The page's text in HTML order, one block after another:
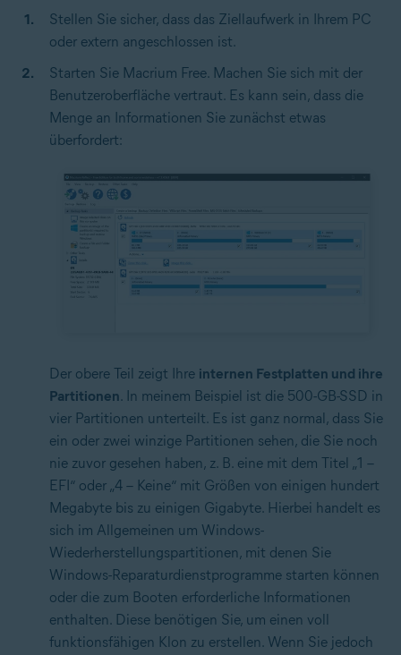
Stellen Sie sicher, dass das Ziellaufwerk in Ihrem PC
oder extern angeschlossen ist.
Starten Sie Macrium Free. Machen Sie sich mit der
Benutzeroberfläche vertraut. Es kann sein, dass die
Menge an Informationen Sie zunächst etwas
überfordert:
Der obere Teil zeigt Ihre internen Festplatten und ihre
Partitionen. In meinem Beispiel ist die 500-GB-SSD in
vier Partitionen unterteilt. Es ist ganz normal, dass Sie
ein oder zwei winzige Partitionen sehen, die Sie noch
nie zuvor gesehen haben, z. B. eine mit dem Titel „1 –
EFI“ oder „4 – Keine“ mit Größen von einigen hundert
Megabyte bis zu einigen Gigabyte. Hierbei handelt es
sich im Allgemeinen um Windows-
Wiederherstellungspartitionen, mit denen Sie
Windows-Reparaturdienstprogramme starten können
oder die zum Booten erforderliche Informationen
enthalten. Diese benötigen Sie, um einen voll
funktionsfähigen Klon zu erstellen. Wenn Sie jedoch